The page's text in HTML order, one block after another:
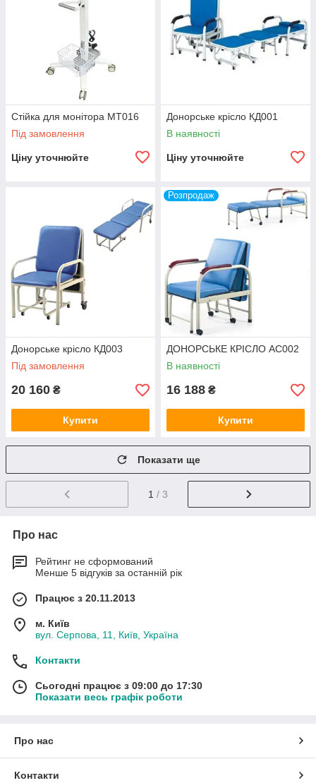
Стійка для монітора МТ016
Під замовлення
Ціну уточнюйте
Донорське крісло КД001
В наявності
Ціну уточнюйте
Донорське крісло КД003
Під замовлення
20 160 ₴
Купити
Розпродаж
ДОНОРСЬКЕ КРІСЛО AC002
В наявності
16 188 ₴
Купити
Показати ще
1 / 3
Про нас
Рейтинг не сформований
Менше 5 відгуків за останній рік
Працює з 20.11.2013
м. Київ
вул. Серпова, 11, Київ, Україна
Контакти
Сьогодні працює з 09:00 до 17:30
Показати весь графік роботи
Про нас
Контакти